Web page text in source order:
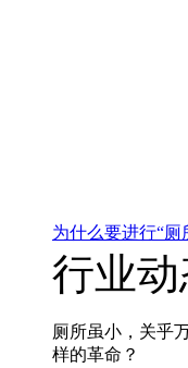
为什么要进行“厕
行业动
厕所虽小，关乎
样的革命？